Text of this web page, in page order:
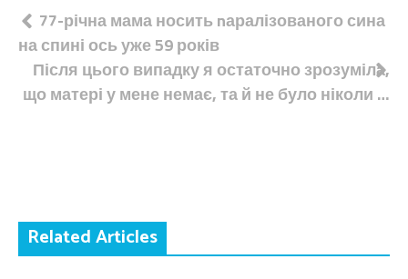
Навігація
записів
77-річна мама носить nаралізованого сина
на спині ось уже 59 років
Після цього випадку я остаточно зрозуміла,
що матері у мене немає, та й не було ніколи …
Related Articles